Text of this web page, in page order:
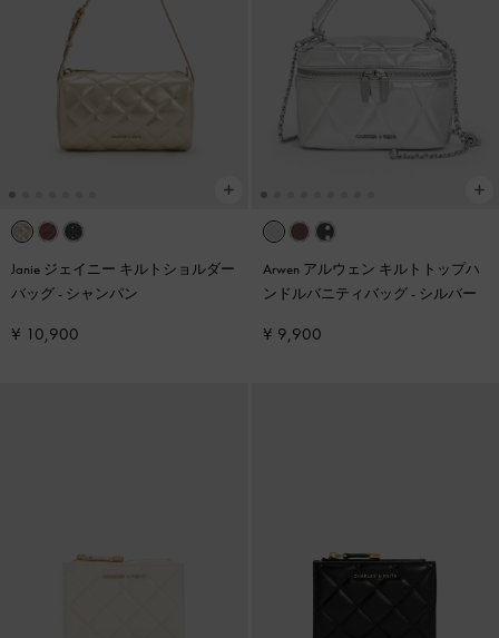
Janie ジェイニー キルトショルダー
バッグ- シャンパン
¥ 10,900
Arwen アルウェン キルトトップハ
ンドルバニティバッグ- シルバー
¥ 9,900